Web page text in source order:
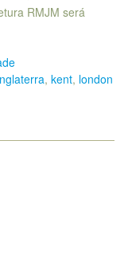
RMJM será
, kent, london